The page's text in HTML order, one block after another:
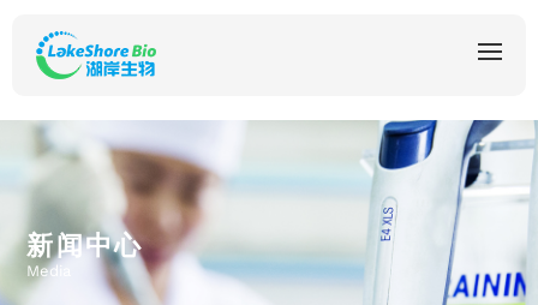
新闻中心
Media